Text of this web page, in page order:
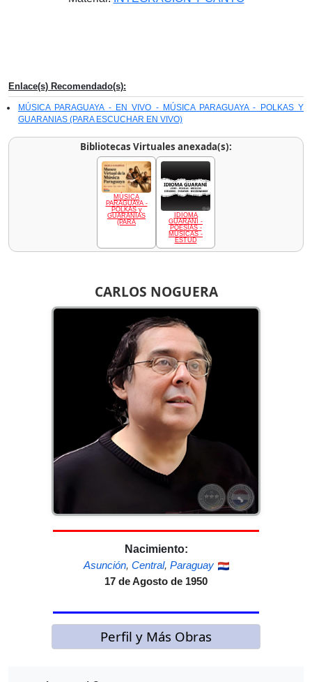
CARLOS NOGUERA
Nacimiento:
Asunción, Central, Paraguay
17 de Agosto de 1950
Perfil y Más Obras
Enlace(s) Recomendado(s):
MÚSICA PARAGUAYA - EN VIVO - MÚSICA PARAGUAYA - POLKAS Y
GUARANIAS (PARA ESCUCHAR EN VIVO)
Bibliotecas Virtuales anexada(s):
MÚSICA
PARAGUAYA -
POLKAS y
GUARANIAS
(PARA
IDIOMA
GUARANÍ -
POESÍAS -
MÚSICAS -
ESTUD